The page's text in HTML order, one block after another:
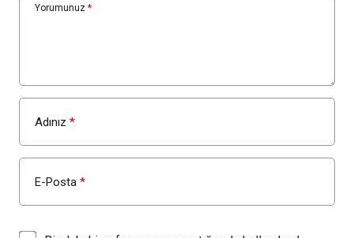
Yorumunuz *
Adınız *
E-Posta *